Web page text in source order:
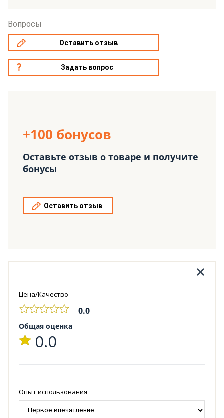
Вопросы
Оставить отзыв
Задать вопрос
+100 бонусов
Оставьте отзыв о товаре и получите
бонусы
Оставить отзыв
Цена/Качество
0.0
Общая оценка
0.0
Опыт использования